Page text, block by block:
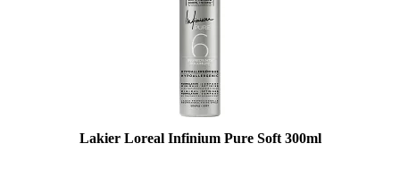
Lakier Loreal Infinium Pure Soft 300ml